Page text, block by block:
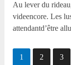
Au lever du
videencore. Les
attendantd’être
1 2 3